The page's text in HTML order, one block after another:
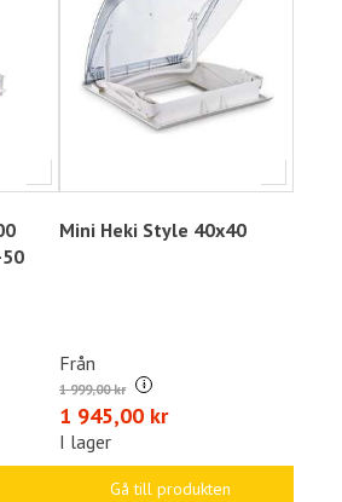
utav 5 stjärnor
Mini Heki Style 40x40
Från
1 999,00 kr i
1 945,00 kr
I lager
Gå till produkten